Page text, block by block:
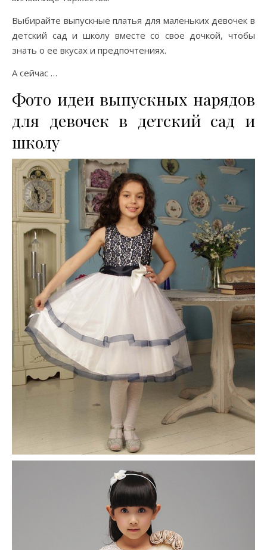
Выбирайте выпускные платья для маленьких девочек в
детский сад и школу вместе со свое дочкой, чтобы
знать о ее вкусах и предпочтениях.
А сейчас …
Фото идеи выпускных нарядов
для девочек в детский сад и
школу